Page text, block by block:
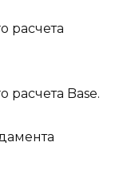
расчета
расчета Base.